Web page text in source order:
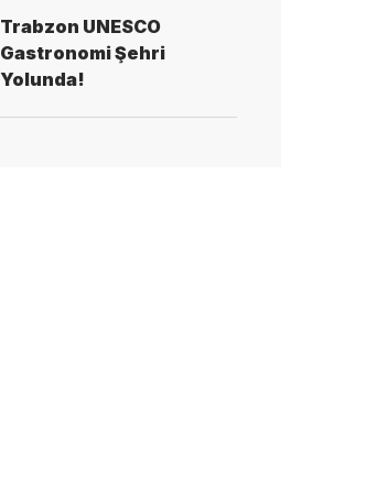
Trabzon UNESCO
Gastronomi Şehri
Yolunda!